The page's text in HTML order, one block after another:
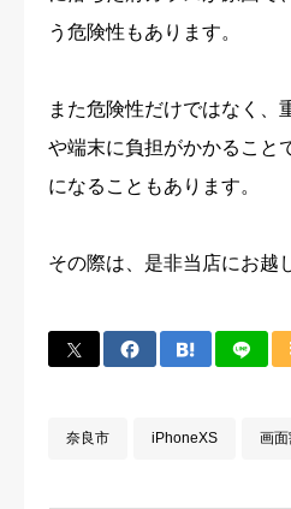
う危険性もあります。
また危険性だけではなく、
や端末に負担がかかること
になることもあります。
その際は、是非当店にお越
奈良市 iPhoneXS 画